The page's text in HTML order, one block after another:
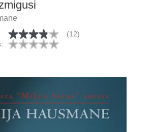
(12)